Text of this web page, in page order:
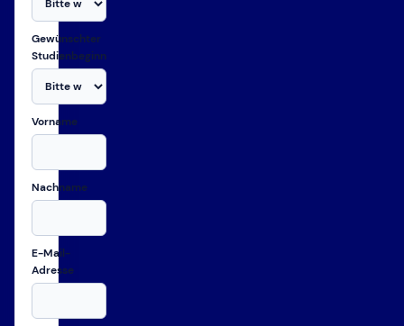
Gewünschter
Studienbeginn
Vorname
Nachname
E-Mail-
Adresse